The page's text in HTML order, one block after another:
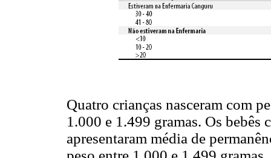
Quatro crianças nasceram com
1.000 e 1.499 gramas. Os
apresentaram média de